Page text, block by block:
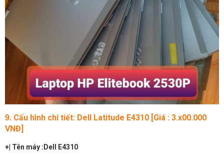
9. Cấu hình chi tiết: Dell Latitude E4310 [Giá : 3.x00.000
VNĐ]
+| Tên máy :Dell E4310